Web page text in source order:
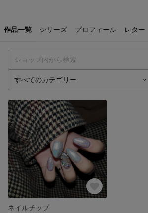
作品一覧 シリーズ プロフィール レター
ネイルチップ